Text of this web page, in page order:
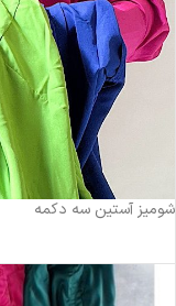
شومیز آستین سه دکمه